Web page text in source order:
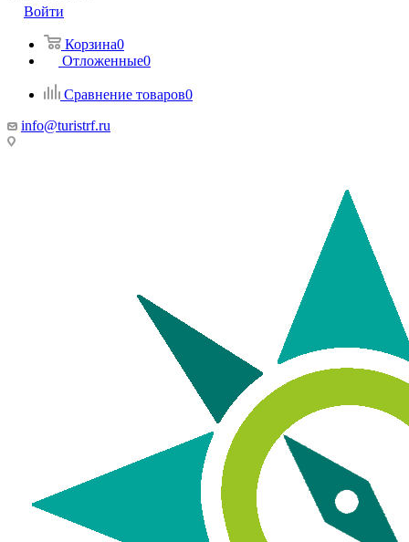
Войти
Корзина0
Отложенные0
Сравнение товаров0
info@turistrf.ru